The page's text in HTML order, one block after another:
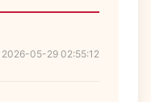
2026-05-29 02:55:12